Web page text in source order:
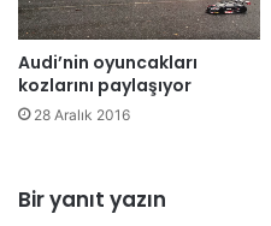
Audi’nin oyuncakları
kozlarını paylaşıyor
28 Aralık 2016
Bir yanıt yazın